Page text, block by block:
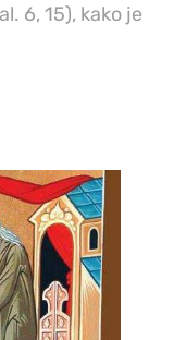
6, 15), kako je